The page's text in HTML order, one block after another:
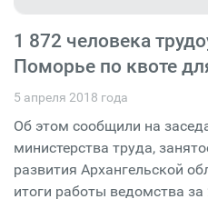
1 872 человека
Поморье по квоте
5 апреля 2018 года
Об этом сообщили на
министерства труда,
развития Архангельской
итоги работы ведомства за